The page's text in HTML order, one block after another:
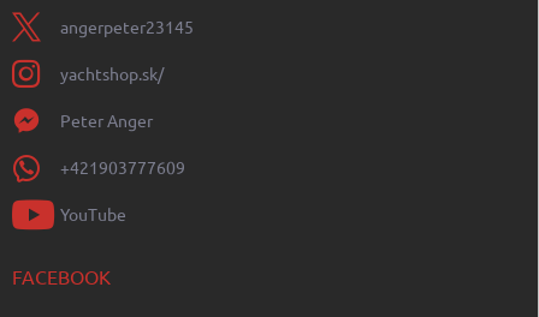
angerpeter23145
yachtshop.sk/
Peter Anger
+421903777609
YouTube
FACEBOOK